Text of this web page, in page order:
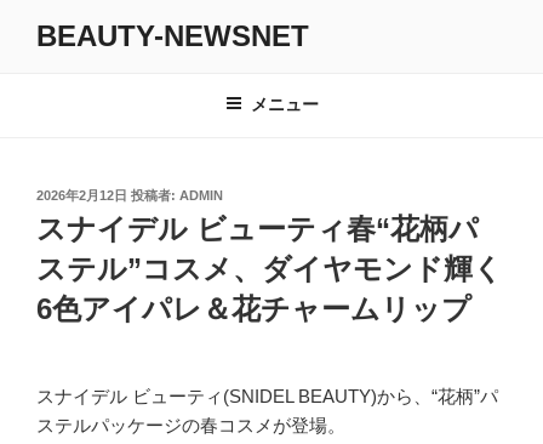
BEAUTY-NEWSNET
メニュー
投
稿
日:
2026年2月12日 投稿者: ADMIN
スナイデル ビューティ春“花柄パ
ステル”コスメ、ダイヤモンド輝く
6色アイパレ＆花チャームリップ
スナイデル ビューティ(SNIDEL BEAUTY)から、“花柄”パ
ステルパッケージの春コスメが登場。